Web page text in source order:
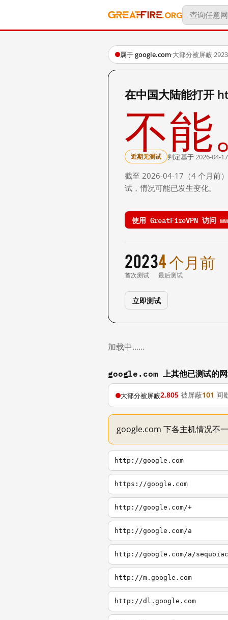
属于 google.com·大部分被屏蔽·
在中国大陆能打开
不能
近期无测试 判定基于 2026-04-
截至 2026-04-17（4 个月前
试，情况可能已发生变化。
使用 GreatFireVPN 访问
2023
首次测试
4 个月前
最后测试
立即测试
加载中……
google.com 上其他已测试的
大部分被屏蔽2,805 被屏蔽101 间
google.com 下各主机情况不
http://google.com
https://google.com
http://google.com/+
http://google.com/a
http://google.com/a/
http://m.google.com
http://dl.google.com